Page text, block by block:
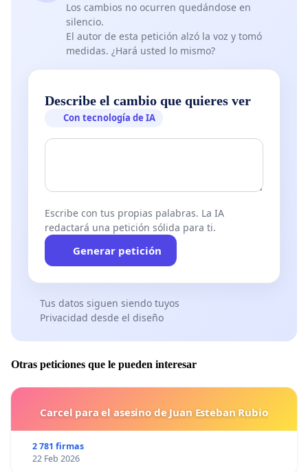
Los cambios no ocurren quedándose en
silencio.
El autor de esta petición alzó la voz y tomó
medidas. ¿Hará usted lo mismo?
Describe el cambio que quieres ver
Con tecnología de IA
Escribe con tus propias palabras. La IA
redactará una petición sólida para ti.
Generar petición
Tus datos siguen siendo tuyos
Privacidad desde el diseño
Otras peticiones que le pueden interesar
Carcel para el asesino de Juan Esteban Rubio
2 781 firmas
22 Feb 2026